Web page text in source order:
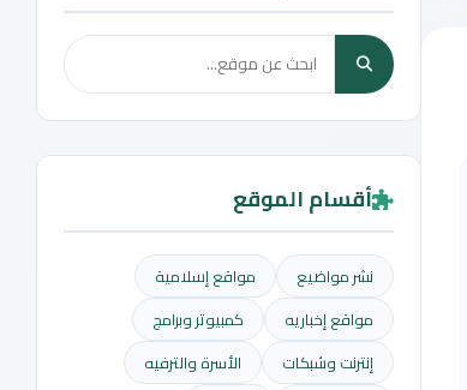
أقسام الموقع
نشر مواضيع
مواقع إسلامية
مواقع إخباريه
كمبيوتر وبرامج
إنترنت وشبكات
الأسرة والترفيه